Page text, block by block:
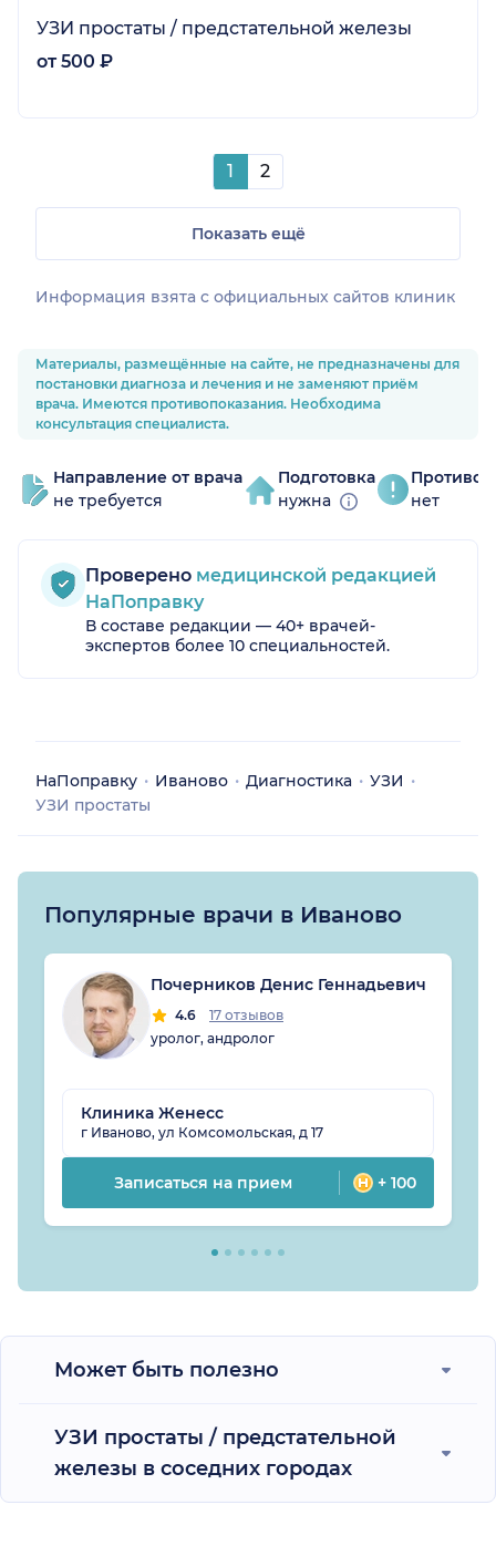
УЗИ простаты / предстательной железы
от 500 ₽
1 2
Показать ещё
Информация взята c официальных сайтов клиник
Материалы, размещённые на сайте, не предназначены для
постановки диагноза и лечения и не заменяют приём
врача. Имеются противопоказания. Необходима
консультация специалиста.
Направление от врача
не требуется
Подготовка
нужна
нет
Проверено медицинской редакцией
НаПоправку
В составе редакции — 40+ врачей-
экспертов более 10 специальностей.
НаПоправку Иваново Диагностика
УЗИ
УЗИ простаты
Популярные врачи в Иваново
Почерников Денис Геннадьевич
4.6
17 отзывов
уролог, андролог
Клиника Женесс
г Иваново, ул Комсомольская, д 17
Записаться на прием + 100
Может быть полезно
УЗИ простаты / предстательной
железы в соседних городах